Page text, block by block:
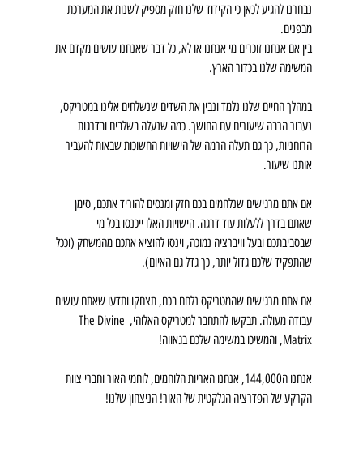
נבחרנו להגיע לכאן כי הקידוד שלנו חזק מספיק לשנות את המערכת
מבפנים.
בין אם אנחנו זוכרים מי אנחנו או לא, כל דבר שאנחנו עושים מקדם את
המשימה שלנו בכדור הארץ.
במהלך החיים שלנו נלמד ונבין את השדים שנשלחים אלינו במטריקס,
נעבור הרבה שיעורים עם החושך. כמה שנעלה בשלבים ובדרגות
הרוחניות, כך גם תעלה הרמה של הישויות החשוכות שבאות להעביר
אותנו שיעור.
אם אתם מרגישים שנלחמים בכם חזק ומנסים להוריד אתכם, סימן
שאתם בדרך ללעלות עוד דרגה. הישויות האלו ייכנסו בכל מי
שבסביבתכם ובעל וויברציה נמוכה, וינסו להוציא אתכם מהמשחק (וככל
שהתפקיד שלכם גדול יותר, כך גדל גם האיום).
אם אתם מרגישים שהמטריקס נלחם בכם, תצחקו ותדעו שאתם עושים
עבודה מעולה. תבקשו להתחבר למטריקס האלוהי, The Divine
Matrix, והמשיכו במשימה שלכם בגאווה!
אנחנו ה144,000, אנחנו האריות הלוחמים, לוחמי האור וחברי צוות
הקרקע של הפדרציה הגלקטית של האור! הניצחון שלנו!